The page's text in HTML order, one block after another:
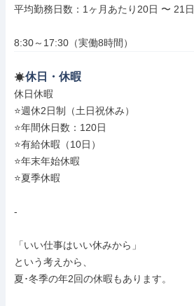
平均勤務日数：1ヶ月あたり20日 〜 21日
8:30～17:30（実働8時間）
休日・休暇
休日休暇
⭐週休2日制（土日祝休み）
⭐年間休日数：120日
⭐有給休暇（10日）
⭐年末年始休暇
⭐夏季休暇
-
「いい仕事はいい休みから」
という考えから、
夏･冬季の年2回の休暇もあります。